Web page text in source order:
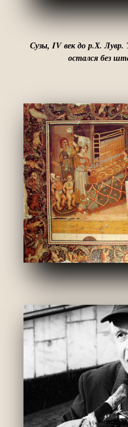
Сузы, IV век до р.Х.
остался без